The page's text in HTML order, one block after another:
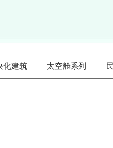
化建筑 太空舱系列